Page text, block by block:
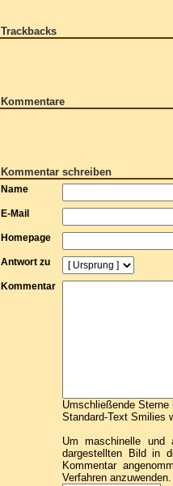
Trackbacks
Kommentare
Kommentar schreiben
Name
E-Mail
Homepage
Antwort zu
Kommentar
Umschließende Sterne
Standard-Text Smilies
Um maschinelle und
dargestellten Bild in
Kommentar
Verfahren anzuwenden.